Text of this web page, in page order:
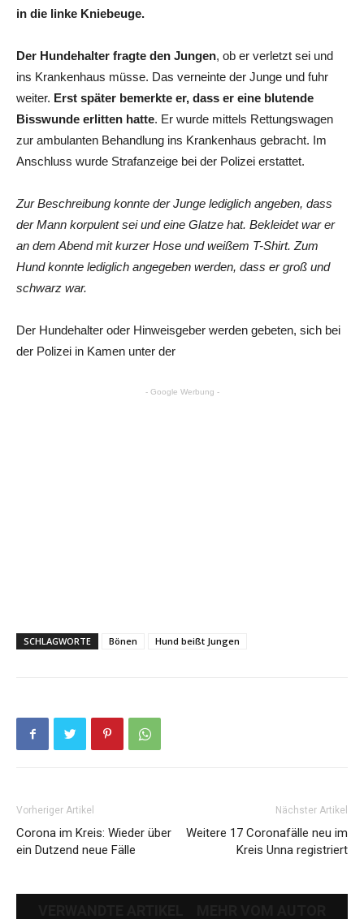
in die linke Kniebeuge.
Der Hundehalter fragte den Jungen, ob er verletzt sei und
ins Krankenhaus müsse. Das verneinte der Junge und fuhr
weiter. Erst später bemerkte er, dass er eine blutende
Bisswunde erlitten hatte. Er wurde mittels Rettungswagen
zur ambulanten Behandlung ins Krankenhaus gebracht. Im
Anschluss wurde Strafanzeige bei der Polizei erstattet.
Zur Beschreibung konnte der Junge lediglich angeben, dass
der Mann korpulent sei und eine Glatze hat. Bekleidet war er
an dem Abend mit kurzer Hose und weißem T-Shirt. Zum
Hund konnte lediglich angegeben werden, dass er groß und
schwarz war.
Der Hundehalter oder Hinweisgeber werden gebeten, sich bei
der Polizei in Kamen unter der
- Google Werbung -
SCHLAGWORTE Bönen Hund beißt Jungen
Vorheriger Artikel
Corona im Kreis: Wieder über
ein Dutzend neue Fälle
Nächster Artikel
Weitere 17 Coronafälle neu im
Kreis Unna registriert